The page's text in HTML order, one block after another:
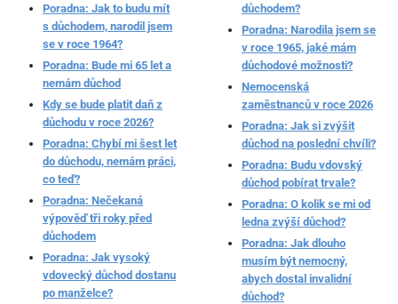
Poradna: Jak to budu mít
s důchodem, narodil jsem
se v roce 1964?
Poradna: Bude mi 65 let a
nemám důchod
Kdy se bude platit daň z
důchodu v roce 2026?
Poradna: Chybí mi šest let
do důchodu, nemám práci,
co teď?
Poradna: Nečekaná
výpověď tři roky před
důchodem
Poradna: Jak vysoký
vdovecký důchod dostanu
po manželce?
důchodem?
Poradna: Narodila jsem se
v roce 1965, jaké mám
důchodové možnosti?
Nemocenská
zaměstnanců v roce 2026
Poradna: Jak si zvýšit
důchod na poslední chvíli?
Poradna: Budu vdovský
důchod pobírat trvale?
Poradna: O kolik se mi od
ledna zvýší důchod?
Poradna: Jak dlouho
musím být nemocný,
abych dostal invalidní
důchod?